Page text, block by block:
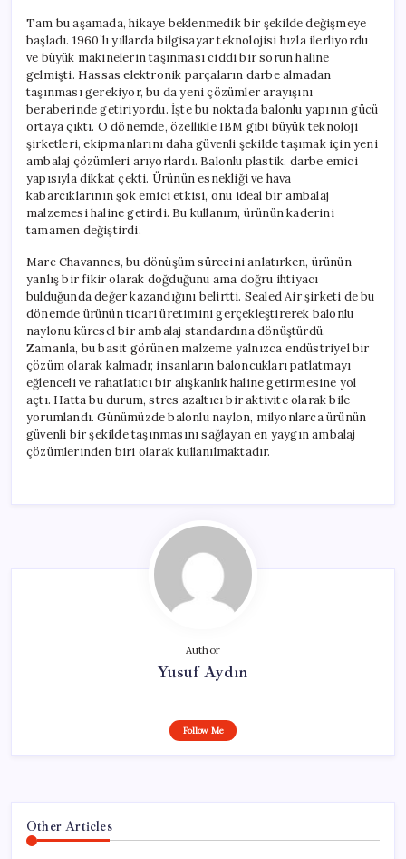
Tam bu aşamada, hikaye beklenmedik bir şekilde değişmeye
başladı. 1960’lı yıllarda bilgisayar teknolojisi hızla ilerliyordu
ve büyük makinelerin taşınması ciddi bir sorun haline
gelmişti. Hassas elektronik parçaların darbe almadan
taşınması gerekiyor, bu da yeni çözümler arayışını
beraberinde getiriyordu. İşte bu noktada balonlu yapının gücü
ortaya çıktı. O dönemde, özellikle IBM gibi büyük teknoloji
şirketleri, ekipmanlarını daha güvenli şekilde taşımak için yeni
ambalaj çözümleri arıyorlardı. Balonlu plastik, darbe emici
yapısıyla dikkat çekti. Ürünün esnekliği ve hava
kabarcıklarının şok emici etkisi, onu ideal bir ambalaj
malzemesi haline getirdi. Bu kullanım, ürünün kaderini
tamamen değiştirdi.
Marc Chavannes, bu dönüşüm sürecini anlatırken, ürünün
yanlış bir fikir olarak doğduğunu ama doğru ihtiyacı
bulduğunda değer kazandığını belirtti. Sealed Air şirketi de bu
dönemde ürünün ticari üretimini gerçekleştirerek balonlu
naylonu küresel bir ambalaj standardına dönüştürdü.
Zamanla, bu basit görünen malzeme yalnızca endüstriyel bir
çözüm olarak kalmadı; insanların baloncukları patlatmayı
eğlenceli ve rahatlatıcı bir alışkanlık haline getirmesine yol
açtı. Hatta bu durum, stres azaltıcı bir aktivite olarak bile
yorumlandı. Günümüzde balonlu naylon, milyonlarca ürünün
güvenli bir şekilde taşınmasını sağlayan en yaygın ambalaj
çözümlerinden biri olarak kullanılmaktadır.
Author
Yusuf Aydın
Follow Me
Other Articles